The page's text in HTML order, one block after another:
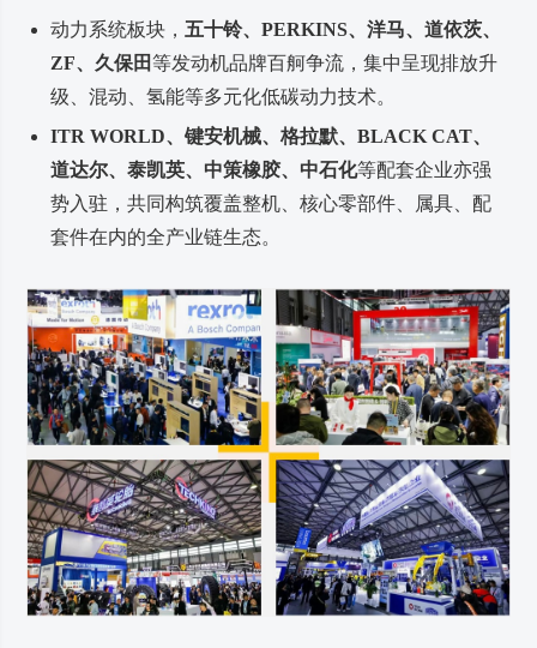
动力系统板块， 五十铃、PERKINS、洋马、道依茨、
ZF、久保田等发动机品牌百舸争流，集中呈现排放升
级、混动、氢能等多元化低碳动力技术。
ITR WORLD、键安机械、格拉默、BLACK CAT、
道达尔、泰凯英、中策橡胶、中石化等配套企业亦强
势入驻，共同构筑覆盖整机、核心零部件、属具、配
套件在内的全产业链生态。